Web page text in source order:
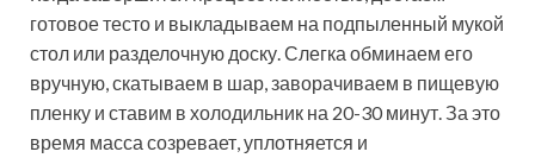
готовое тесто и выкладываем на подпыленный мукой
стол или разделочную доску. Слегка обминаем его
вручную, скатываем в шар, заворачиваем в пищевую
пленку и ставим в холодильник на 20-30 минут. За это
время масса созревает, уплотняется и